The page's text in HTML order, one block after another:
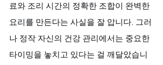
료와 조리 시간의 정확한 조합이 완벽한
요리를 만든다는 사실을 잘 압니다. 그러
나 정작 자신의 건강 관리에서는 중요한
타이밍을 놓치고 있다는 걸 깨달았습니